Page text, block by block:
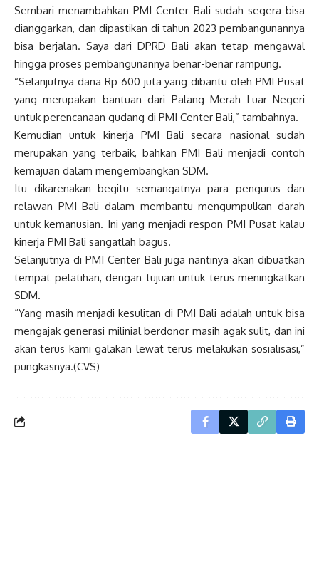
Sembari menambahkan PMI Center Bali sudah segera bisa
dianggarkan, dan dipastikan di tahun 2023 pembangunannya
bisa berjalan. Saya dari DPRD Bali akan tetap mengawal
hingga proses pembangunannya benar-benar rampung.
“Selanjutnya dana Rp 600 juta yang dibantu oleh PMI Pusat
yang merupakan bantuan dari Palang Merah Luar Negeri
untuk perencanaan gudang di PMI Center Bali,” tambahnya.
Kemudian untuk kinerja PMI Bali secara nasional sudah
merupakan yang terbaik, bahkan PMI Bali menjadi contoh
kemajuan dalam mengembangkan SDM.
Itu dikarenakan begitu semangatnya para pengurus dan
relawan PMI Bali dalam membantu mengumpulkan darah
untuk kemanusian. Ini yang menjadi respon PMI Pusat kalau
kinerja PMI Bali sangatlah bagus.
Selanjutnya di PMI Center Bali juga nantinya akan dibuatkan
tempat pelatihan, dengan tujuan untuk terus meningkatkan
SDM.
“Yang masih menjadi kesulitan di PMI Bali adalah untuk bisa
mengajak generasi milinial berdonor masih agak sulit, dan ini
akan terus kami galakan lewat terus melakukan sosialisasi,”
pungkasnya.(CVS)